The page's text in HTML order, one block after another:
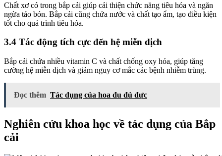
Chất xơ có trong bắp cải giúp cải thiện chức năng tiêu hóa và ngăn
ngừa táo bón. Bắp cải cũng chứa nước và chất tạo ẩm, tạo điều kiện
tốt cho quá trình tiêu hóa.
3.4 Tác động tích cực đến hệ miễn dịch
Bắp cải chứa nhiều vitamin C và chất chống oxy hóa, giúp tăng
cường hệ miễn dịch và giảm nguy cơ mắc các bệnh nhiễm trùng.
Đọc thêm Tác dụng của hoa đu đủ đực
Nghiên cứu khoa học về tác dụng của Bắp
cải